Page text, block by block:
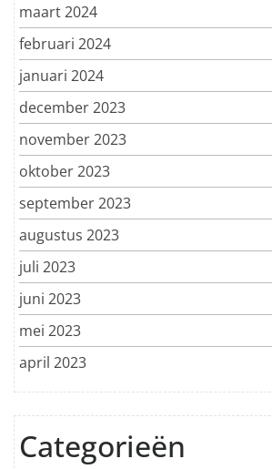
maart 2024
februari 2024
januari 2024
december 2023
november 2023
oktober 2023
september 2023
augustus 2023
juli 2023
juni 2023
mei 2023
april 2023
Categorieën